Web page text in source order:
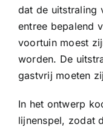
dat de uitstraling
entree bepalend
voortuin moest
worden. De
gastvrij moeten
In het ontwerp
lijnenspel, zodat